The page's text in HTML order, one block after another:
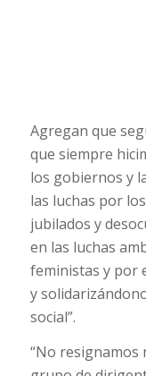
Agregan que
que siempre
los gobiernos y
las luchas por
jubilados y
en las luchas
feministas y por
y
social”.
“No